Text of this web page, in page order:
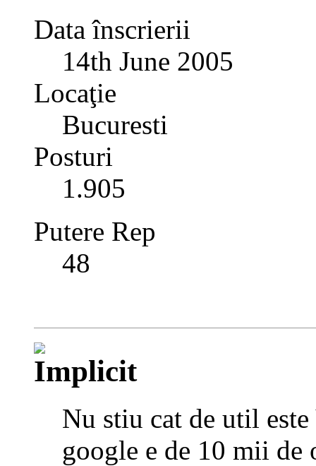
Data înscrierii
14th June 2005
Locaţie
Bucuresti
Posturi
1.905
Putere Rep
48
Nu stiu cat de util
google e de 10 mii de